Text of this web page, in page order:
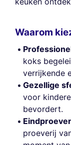
Waarom
koks
verrijkende
Gezellige
voor
bevordert.
proeverij